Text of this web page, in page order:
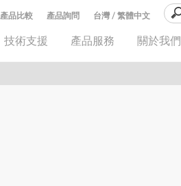
台灣 / 繁體中文
產品詢問
產品比較
技術支援 產品服務 關於我們